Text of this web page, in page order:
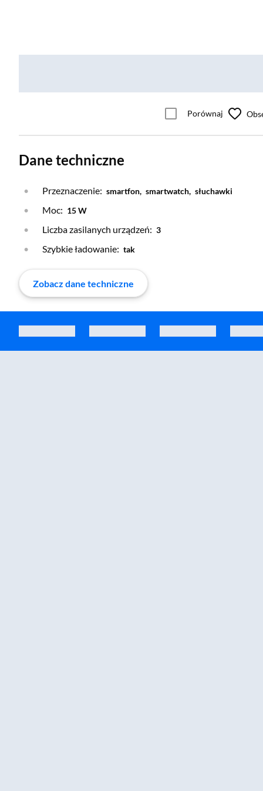
Porównaj
Dane techniczne
Przeznaczenie: smartfon, smartwatch, słuchawki
Moc: 15 W
Liczba zasilanych urządzeń: 3
Szybkie ładowanie: tak
Zobacz dane techniczne